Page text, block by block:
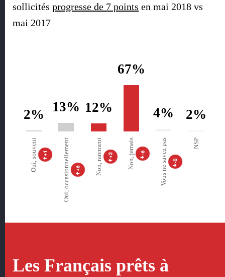
sollicités progresse de 7 points en mai 2018 vs
mai 2017
2% 13% 12%
67%
4% 2%
Oui, souvent Oui, occasionnellement Non, rarement Non, jamais Vous ne savez pas NSP
Les Français prêts à